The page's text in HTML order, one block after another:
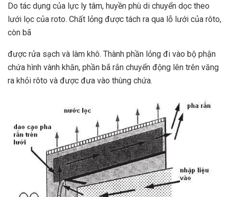
Do tác dụng của lực ly tâm, huyền phù di chuyển dọc theo
lưới lọc của roto. Chất lỏng được tách ra qua lỗ lưới của rôto,
còn bã
được rửa sạch và làm khô. Thành phần lỏng đi vào bộ phận
chứa hình vành khăn, phần bã rắn chuyển động lên trên văng
ra khỏi rôto và được đưa vào thùng chứa.